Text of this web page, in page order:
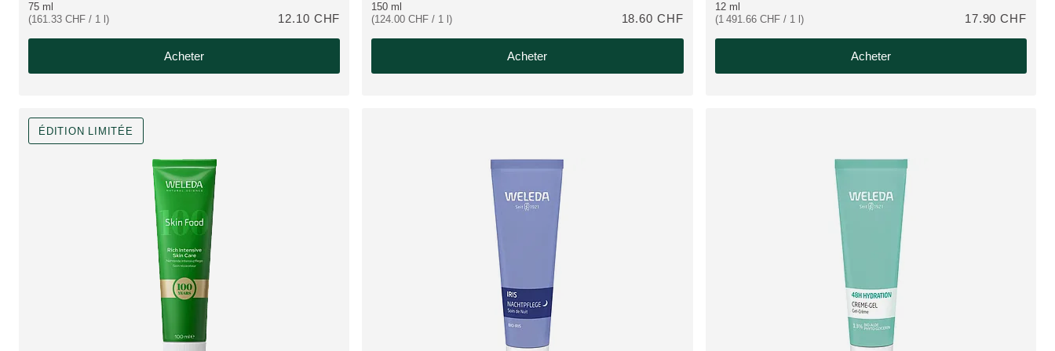
75 ml
(161.33 CHF / 1 l)
12.10 CHF
Acheter
150 ml
(124.00 CHF / 1 l)
18.60 CHF
Acheter
12 ml
(1 491.66 CHF / 1 l)
17.90 CHF
Acheter
ÉDITION LIMITÉE